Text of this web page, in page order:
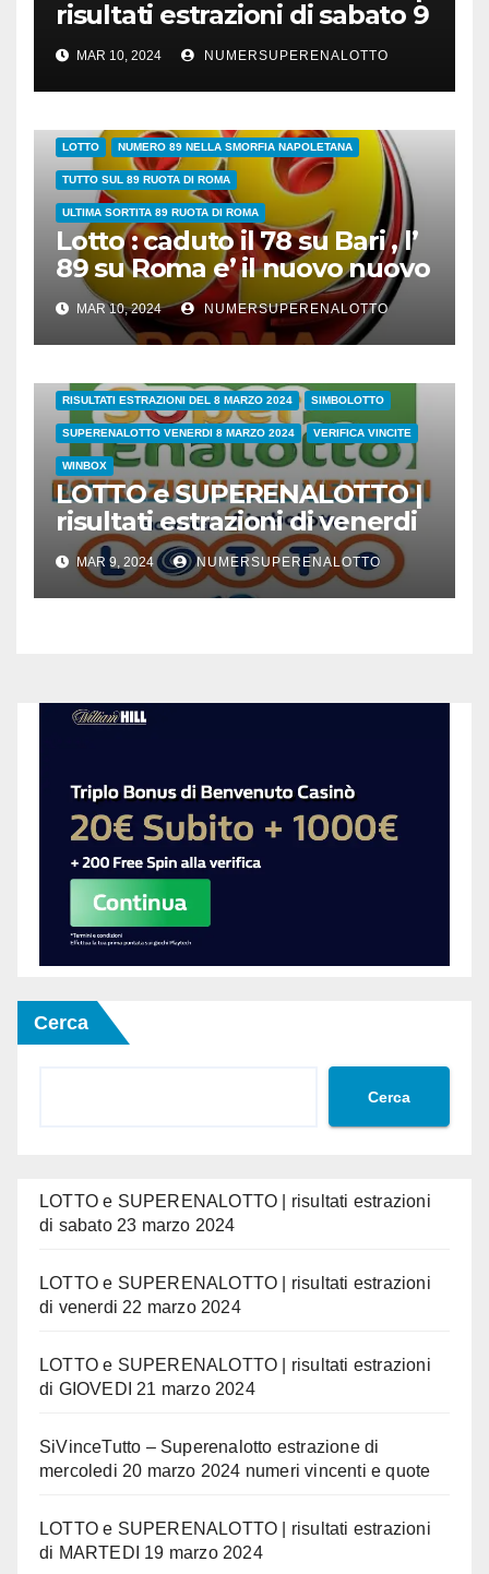
risultati estrazioni di sabato 9
marzo 2024
MAR 10, 2024 NUMERSUPERENALOTTO
LOTTO NUMERO 89 NELLA SMORFIA NAPOLETANA
TUTTO SUL 89 RUOTA DI ROMA
ULTIMA SORTITA 89 RUOTA DI ROMA
Lotto : caduto il 78 su Bari , l’
89 su Roma e’ il nuovo nuovo
leader dei ritardatari
MAR 10, 2024 NUMERSUPERENALOTTO
COVID ESTRAZIONI DI OGGI LOTTO
RISULTATI ESTRAZIONI DEL 8 MARZO 2024 SIMBOLOTTO
SUPERENALOTTO VENERDI 8 MARZO 2024 VERIFICA VINCITE
WINBOX
LOTTO e SUPERENALOTTO |
risultati estrazioni di venerdi
8 marzo 2024
MAR 9, 2024 NUMERSUPERENALOTTO
Cerca
Cerca
LOTTO e SUPERENALOTTO | risultati estrazioni
di sabato 23 marzo 2024
LOTTO e SUPERENALOTTO | risultati estrazioni
di venerdi 22 marzo 2024
LOTTO e SUPERENALOTTO | risultati estrazioni
di GIOVEDI 21 marzo 2024
SiVinceTutto – Superenalotto estrazione di
mercoledi 20 marzo 2024 numeri vincenti e quote
LOTTO e SUPERENALOTTO | risultati estrazioni
di MARTEDI 19 marzo 2024